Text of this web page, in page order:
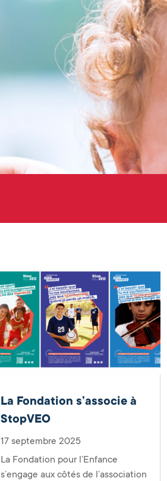
La Fondation s’associe à
StopVEO
17 septembre 2025
La Fondation pour l’Enfance
s’engage aux côtés de l’association